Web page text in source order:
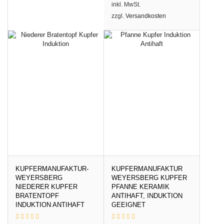
inkl. MwSt.
zzgl. Versandkosten
KUPFERMANUFAKTUR-
WEYERSBERG
NIEDERER KUPFER
BRATENTOPF
INDUKTION ANTIHAFT
KUPFERMANUFAKTUR
WEYERSBERG KUPFER
PFANNE KERAMIK
ANTIHAFT, INDUKTION
GEEIGNET